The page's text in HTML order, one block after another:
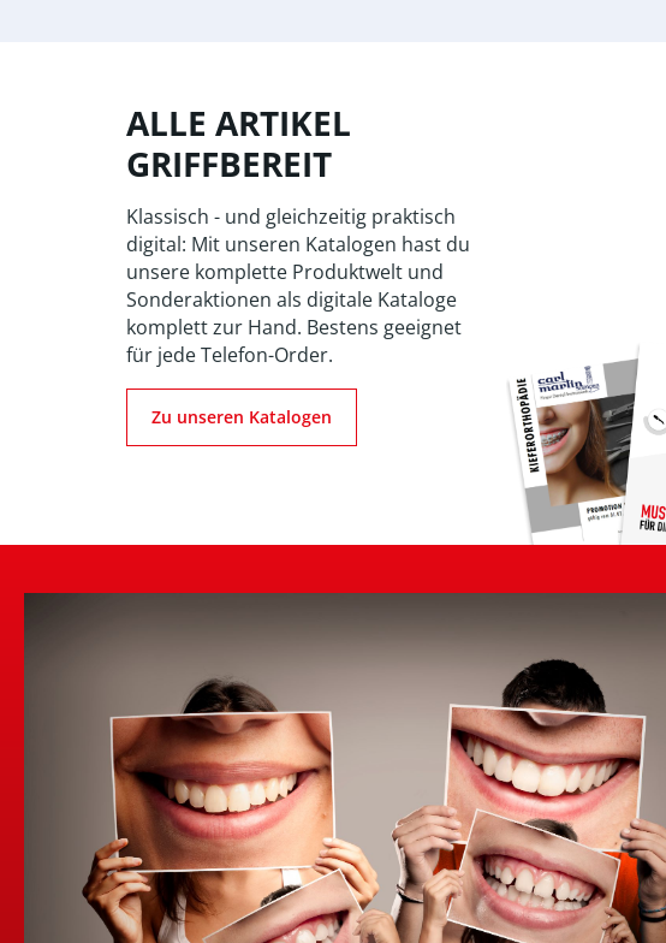
ALLE ARTIKEL
GRIFFBEREIT
Klassisch - und gleichzeitig praktisch
digital: Mit unseren Katalogen hast du
unsere komplette Produktwelt und
Sonderaktionen als digitale Kataloge
komplett zur Hand. Bestens geeignet
für jede Telefon-Order.
Zu unseren Katalogen